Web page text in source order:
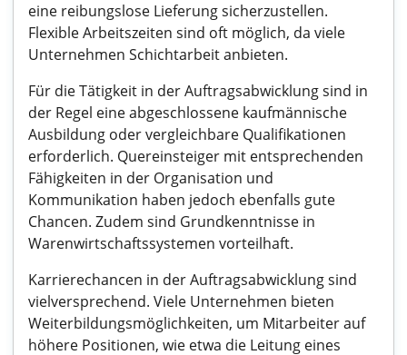
eine reibungslose Lieferung sicherzustellen.
Flexible Arbeitszeiten sind oft möglich, da viele
Unternehmen Schichtarbeit anbieten.
Für die Tätigkeit in der Auftragsabwicklung sind in
der Regel eine abgeschlossene kaufmännische
Ausbildung oder vergleichbare Qualifikationen
erforderlich. Quereinsteiger mit entsprechenden
Fähigkeiten in der Organisation und
Kommunikation haben jedoch ebenfalls gute
Chancen. Zudem sind Grundkenntnisse in
Warenwirtschaftssystemen vorteilhaft.
Karrierechancen in der Auftragsabwicklung sind
vielversprechend. Viele Unternehmen bieten
Weiterbildungsmöglichkeiten, um Mitarbeiter auf
höhere Positionen, wie etwa die Leitung eines